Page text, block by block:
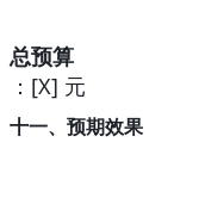
总预算
：[X] 元
十一、预期效果